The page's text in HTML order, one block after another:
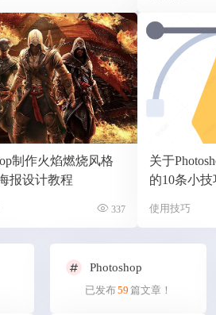
制作火焰燃烧风格
报设计教程
337
关于
的10条小技
使用技巧
Photoshop
已发布59 篇文章！